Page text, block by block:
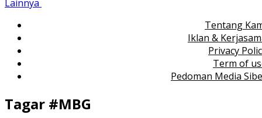
Lainnya
Tentang
Iklan &
Privacy
Term of
Pedoman Media
Tagar #MBG